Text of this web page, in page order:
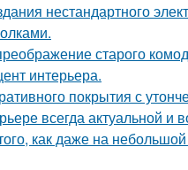
нестандартного
старого
интерьера.
покрытия с
всегда актуальной и
как даже на